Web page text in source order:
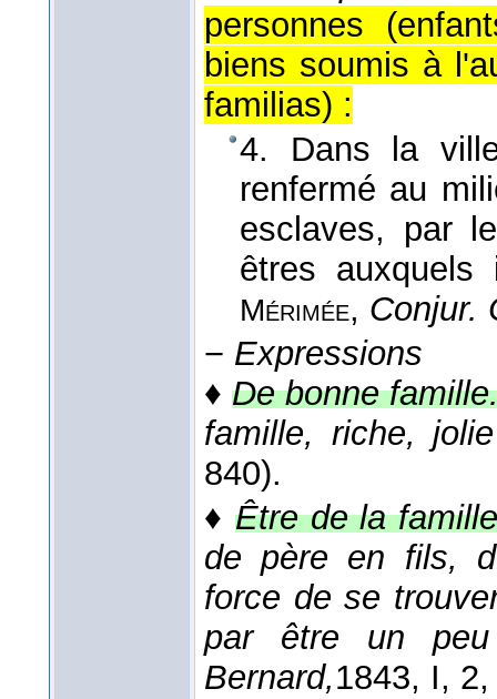
personnes
biens soumis à
familias) :
4. Dans la
renfermé au
esclaves, par
êtres auxquels
Mérimée, Conjur.
− Expressions
♦ De bonne
famille, riche, jolie
840).
♦Être de la
de père en fils,
force de se
par être un
Bernard,1843, I,